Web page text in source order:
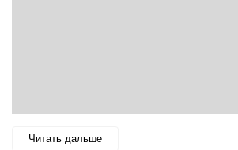
Читать дальше